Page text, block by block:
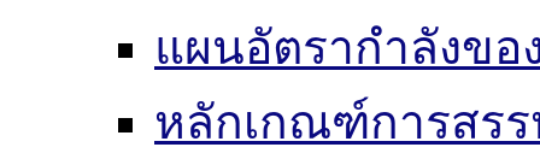
แผนอัตรากำลังขอ
หลักเกณฑ์การสร